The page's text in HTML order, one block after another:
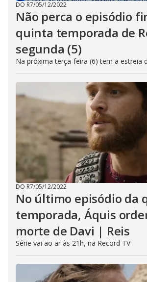
DO R7/05/12/2022
Não perca o episódio
quinta temporada de
segunda (5)
Na próxima terça-feira (6) tem a estreia
DO R7/05/12/2022
No último episódio da
temporada, Áquis
morte de Davi | Reis
Série vai ao ar às 21h, na Record TV